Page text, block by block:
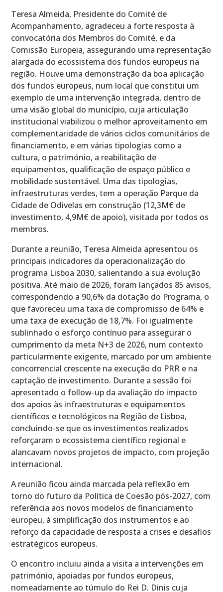
Teresa Almeida, Presidente do Comité de
Acompanhamento, agradeceu a forte resposta à
convocatória dos Membros do Comité, e da
Comissão Europeia, assegurando uma representação
alargada do ecossistema dos fundos europeus na
região. Houve uma demonstração da boa aplicação
dos fundos europeus, num local que constitui um
exemplo de uma intervenção integrada, dentro de
uma visão global do município, cuja articulação
institucional viabilizou o melhor aproveitamento em
complementaridade de vários ciclos comunitários de
financiamento, e em várias tipologias como a
cultura, o património, a reabilitação de
equipamentos, qualificação de espaço público e
mobilidade sustentável. Uma das tipologias,
infraestruturas verdes, tem a operação Parque da
Cidade de Odivelas em construção (12,3M€ de
investimento, 4,9M€ de apoio), visitada por todos os
membros.
Durante a reunião, Teresa Almeida apresentou os
principais indicadores da operacionalização do
programa Lisboa 2030, salientando a sua evolução
positiva. Até maio de 2026, foram lançados 85 avisos,
correspondendo a 90,6% da dotação do Programa, o
que favoreceu uma taxa de compromisso de 64% e
uma taxa de execução de 18,7%. Foi igualmente
sublinhado o esforço contínuo para assegurar o
cumprimento da meta N+3 de 2026, num contexto
particularmente exigente, marcado por um ambiente
concorrencial crescente na execução do PRR e na
captação de investimento. Durante a sessão foi
apresentado o follow-up da avaliação do impacto
dos apoios às infraestruturas e equipamentos
científicos e tecnológicos na Região de Lisboa,
concluindo-se que os investimentos realizados
reforçaram o ecossistema científico regional e
alancavam novos projetos de impacto, com projeção
internacional.
A reunião ficou ainda marcada pela reflexão em
torno do futuro da Política de Coesão pós-2027, com
referência aos novos modelos de financiamento
europeu, à simplificação dos instrumentos e ao
reforço da capacidade de resposta a crises e desafios
estratégicos europeus.
O encontro incluiu ainda a visita a intervenções em
património, apoiadas por fundos europeus,
nomeadamente ao túmulo do Rei D. Dinis cuja